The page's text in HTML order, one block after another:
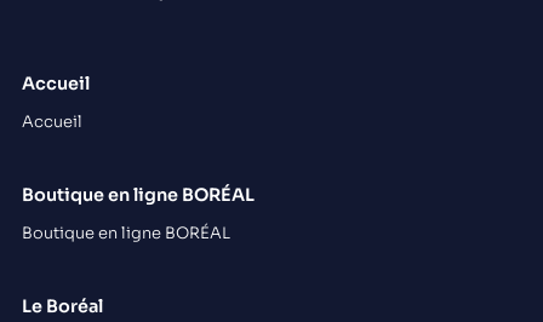
Accueil
Accueil
Boutique en ligne BORÉAL
Boutique en ligne BORÉAL
Le Boréal